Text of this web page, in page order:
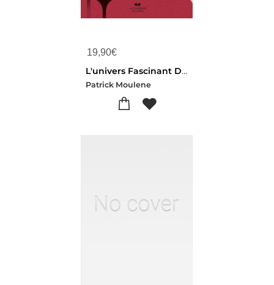
19,90€
L'univers Fascinant Du Vin
Patrick Moulene